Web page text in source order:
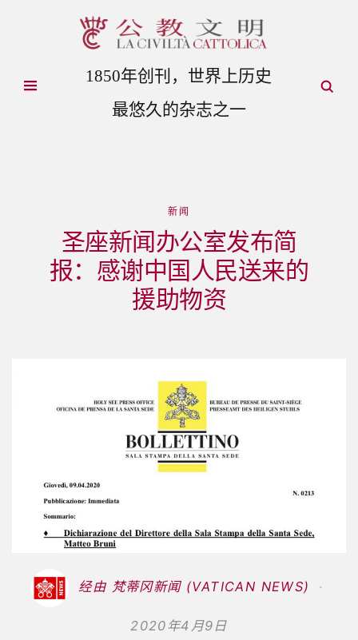
1850年创刊，世界上历史
最悠久的杂志之一
新闻
圣座新闻办公室发布简
报：感谢中国人民送来的
援助物资
经由 梵蒂冈新闻 (VATICAN NEWS)
2020年4月9日